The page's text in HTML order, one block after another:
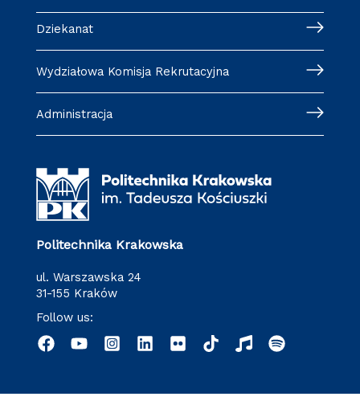
Dziekanat
Wydziałowa Komisja Rekrutacyjna
Administracja
Politechnika Krakowska
ul. Warszawska 24
31-155 Kraków
Follow us: